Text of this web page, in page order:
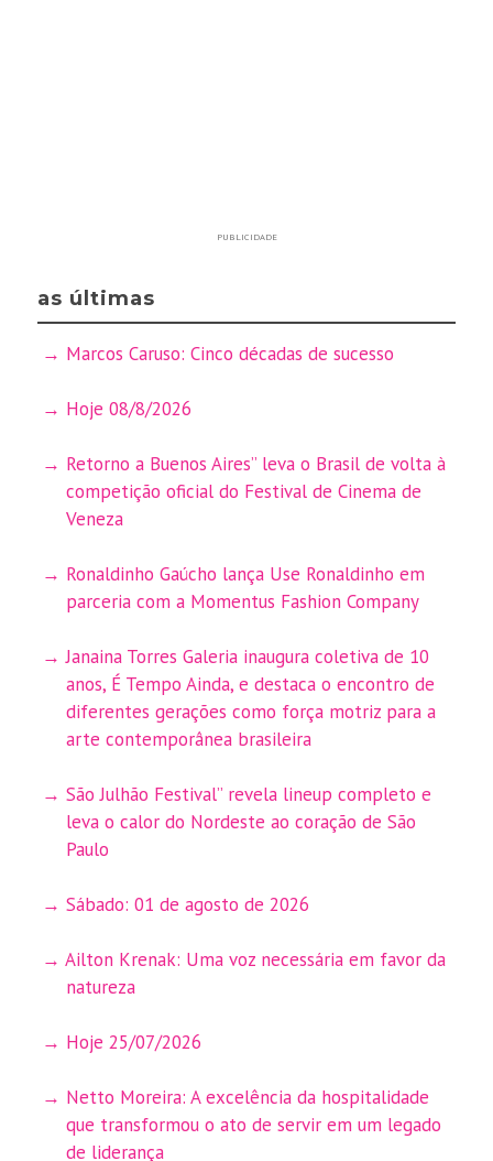
PUBLICIDADE
as últimas
Marcos Caruso: Cinco décadas de sucesso
Hoje 08/8/2026
Retorno a Buenos Aires” leva o Brasil de volta à
competição oficial do Festival de Cinema de
Veneza
Ronaldinho Gaúcho lança Use Ronaldinho em
parceria com a Momentus Fashion Company
Janaina Torres Galeria inaugura coletiva de 10
anos, É Tempo Ainda, e destaca o encontro de
diferentes gerações como força motriz para a
arte contemporânea brasileira
São Julhão Festival” revela lineup completo e
leva o calor do Nordeste ao coração de São
Paulo
Sábado: 01 de agosto de 2026
Ailton Krenak: Uma voz necessária em favor da
natureza
Hoje 25/07/2026
Netto Moreira: A excelência da hospitalidade
que transformou o ato de servir em um legado
de liderança